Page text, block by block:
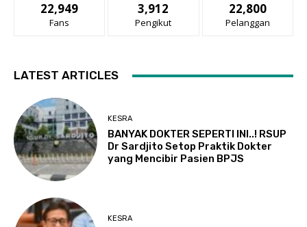
22,949
Fans
3,912
Pengikut
22,800
Pelanggan
LATEST ARTICLES
KESRA
BANYAK DOKTER SEPERTI INI..! RSUP
Dr Sardjito Setop Praktik Dokter
yang Mencibir Pasien BPJS
KESRA